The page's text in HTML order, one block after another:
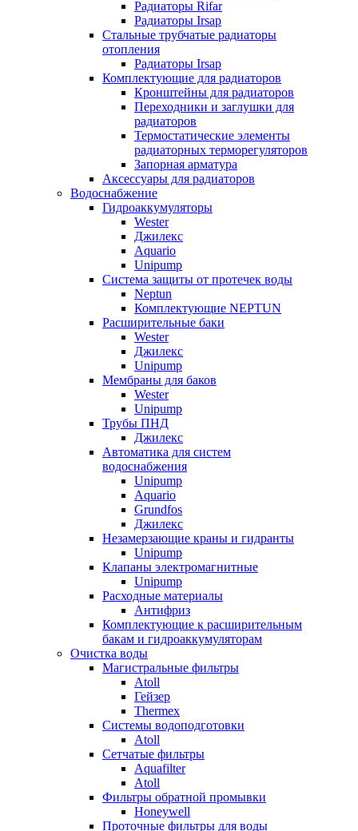
Радиаторы Rifar
Радиаторы Irsap
Стальные трубчатые радиаторы
отопления
Радиаторы Irsap
Комплектующие для радиаторов
Кронштейны для радиаторов
Переходники и заглушки для
радиаторов
Термостатические элементы
радиаторных терморегуляторов
Запорная арматура
Аксессуары для радиаторов
Водоснабжение
Гидроаккумуляторы
Wester
Джилекс
Aquario
Unipump
Система защиты от протечек воды
Neptun
Комплектующие NEPTUN
Расширительные баки
Wester
Джилекс
Unipump
Мембраны для баков
Wester
Unipump
Трубы ПНД
Джилекс
Автоматика для систем
водоснабжения
Unipump
Aquario
Grundfos
Джилекс
Незамерзающие краны и гидранты
Unipump
Клапаны электромагнитные
Unipump
Расходные материалы
Антифриз
Комплектующие к расширительным
бакам и гидроаккумуляторам
Очистка воды
Магистральные фильтры
Atoll
Гейзер
Thermex
Системы водоподготовки
Atoll
Сетчатые фильтры
Aquafilter
Atoll
Фильтры обратной промывки
Honeywell
Проточные фильтры для воды